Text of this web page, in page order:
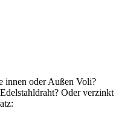
innen oder Außen Voli?
Oder verzinkt